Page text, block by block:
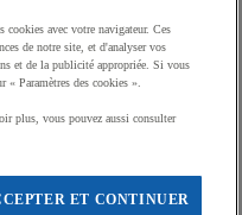
avec votre navigateur. Ces
de notre site, et d'analyser vos
et de la publicité appropriée. Si vous
Paramètres des cookies ».
plus, vous pouvez aussi consulter
ET CONTINUER